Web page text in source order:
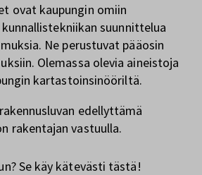
ovat kaupungin omiin
suunnittelua
Ne perustuvat pääosin
Olemassa olevia aineistoja
kartastoinsinööriltä.
edellyttämä
rakentajan vastuulla.
Se käy kätevästi tästä!